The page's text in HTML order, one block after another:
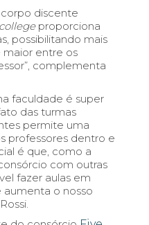
discente
proporciona
possibilitando mais
entre os
complementa
faculdade é super
das turmas
permite uma
professores dentro e
é que, como a
com outras
fazer aulas em
aumenta o nosso